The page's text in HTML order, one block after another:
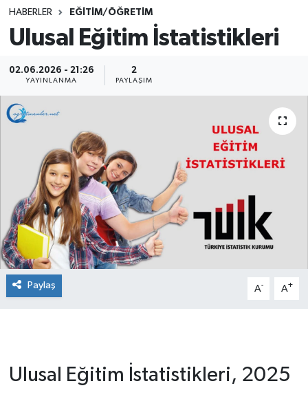
HABERLER EĞİTİM/ÖĞRETİM
Ulusal Eğitim İstatistikleri
02.06.2026 - 21:26
YAYINLANMA
2
PAYLAŞIM
Paylaş A- A+
Ulusal Eğitim İstatistikleri, 2025
ANKET